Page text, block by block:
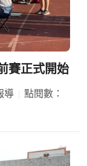
賽正式開始
導
點閱數：